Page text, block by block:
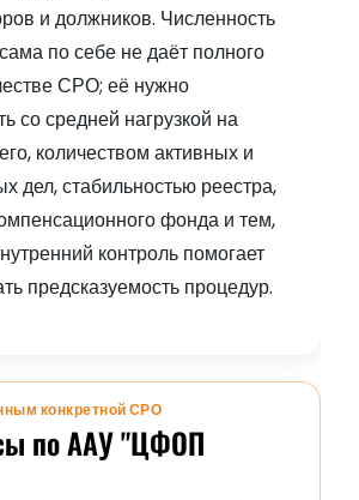
и должников. Численность
по себе не даёт полного
СРО; её нужно
со средней нагрузкой на
количеством активных и
дел, стабильностью реестра,
фонда и тем,
контроль помогает
предсказуемость процедур.
конкретной СРО
по ААУ "ЦФОП